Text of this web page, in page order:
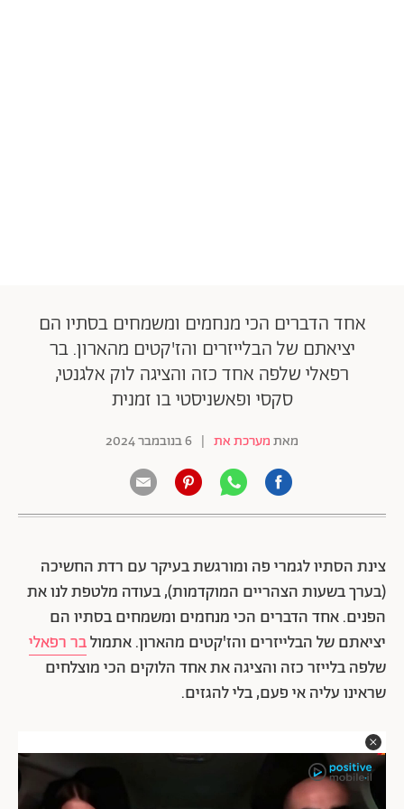
אחד הדברים הכי מנחמים ומשמחים בסתיו הם
יציאתם של הבלייזרים והז'קטים מהארון. בר
רפאלי שלפה אחד כזה והציגה לוק אלגנטי,
סקסי ופאשניסטי בו זמנית
מאתמערכת את | 6 בנובמבר 2024
צינת הסתיו לגמרי פה ומורגשת בעיקר עם רדת החשיכה
(בערך בשעות הצהריים המוקדמות), בעודה מלטפת לנו את
הפנים. אחד הדברים הכי מנחמים ומשמחים בסתיו הם
יציאתם של הבלייזרים והז'קטים מהארון. אתמולבר רפאלי
שלפה בלייזר כזה והציגה את אחד הלוקים הכי מוצלחים
שראינו עליה אי פעם, בלי להגזים.